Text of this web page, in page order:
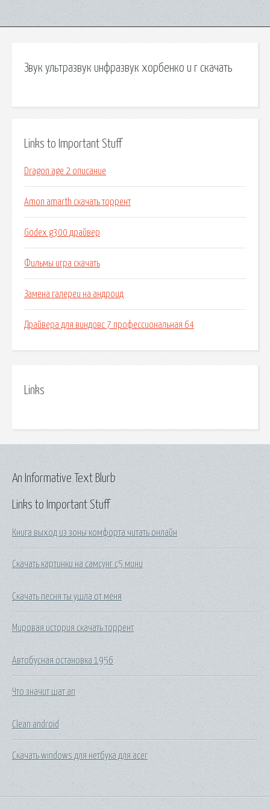
Звук ультразвук инфразвук хорбенко и г скачать
Links to Important Stuff
Dragon age 2 описание
Amon amarth скачать торрент
Godex g300 драйвер
Фильмы игра скачать
Замена галереи на андроид
Драйвера для виндовс 7 профессиональная 64
Links
Links to Important Stuff
Книга выход из зоны комфорта читать онлайн
Скачать картинки на самсунг с5 мини
Скачать песня ты ушла от меня
Мировая история скачать торрент
Автобусная остановка 1956
Что значит шат ап
Clean android
Скачать windows для нетбука для acer
An Informative Text Blurb